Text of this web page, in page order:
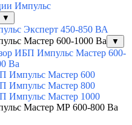
Импульс
▼
Эксперт 450-850 ВА
Мастер 600-1000 Ва
▼
ИБП Импульс Мастер 600-
Ва
Импульс Мастер 600
Импульс Мастер 800
Импульс Мастер 1000
Мастер МР 600-800 Ва